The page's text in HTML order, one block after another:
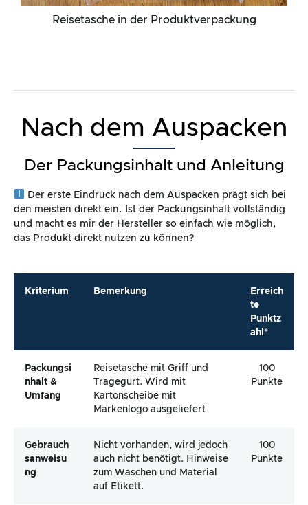
Reisetasche in der Produktverpackung
Nach dem Auspacken
Der Packungsinhalt und Anleitung
Der erste Eindruck nach dem Auspacken prägt sich bei
den meisten direkt ein. Ist der Packungsinhalt vollständig
und macht es mir der Hersteller so einfach wie möglich,
das Produkt direkt nutzen zu können?
Kriterium Bemerkung
Erreich
te
Punktz
ahl*
Packungsi
Nhalt &
Umfang
Reisetasche mit Griff und
Tragegurt. Wird mit
Kartonscheibe mit
Markenlogo ausgeliefert
100
Punkte
Gebrauch
Sanweisu
Ng
Nicht vorhanden, wird jedoch
auch nicht benötigt. Hinweise
zum Waschen und Material
auf Etikett.
100
Punkte